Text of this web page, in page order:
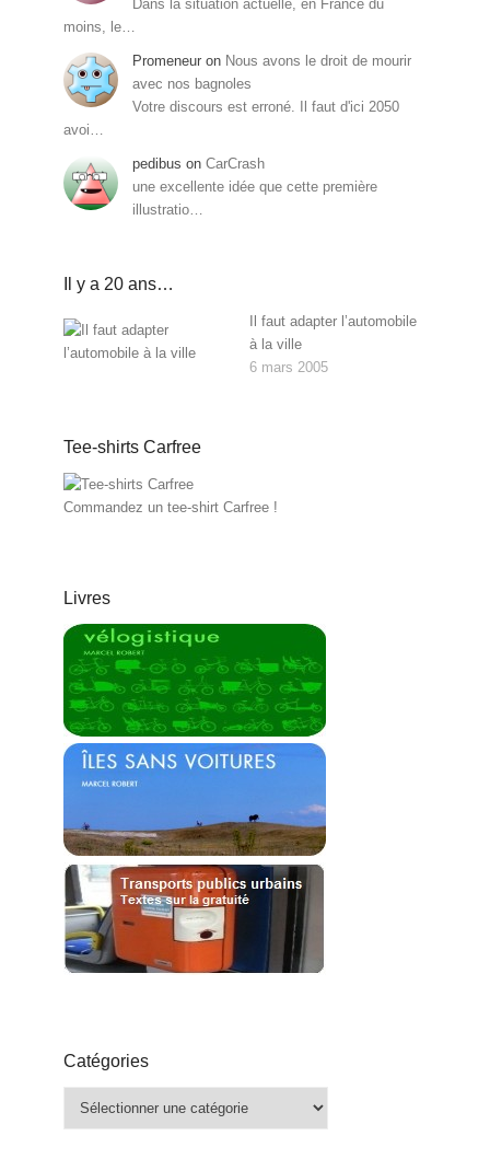
Dans la situation actuelle, en France du
moins, le…
Promeneur on Nous avons le droit de mourir
avec nos bagnoles
Votre discours est erroné. Il faut d'ici 2050
avoi…
pedibus on CarCrash
une excellente idée que cette première
illustratio…
Il y a 20 ans…
Il faut adapter l’automobile
à la ville
6 mars 2005
Tee-shirts Carfree
Commandez un tee-shirt Carfree !
Livres
Catégories